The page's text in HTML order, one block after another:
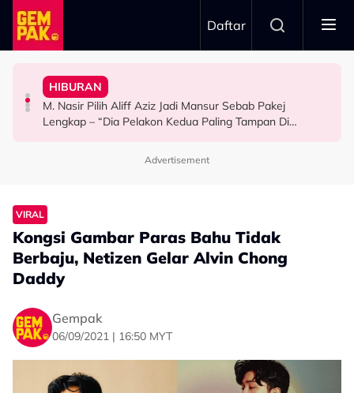
Skip to main content
Daftar
HIBURAN
M. Nasir Pilih Aliff Aziz, Melinda Dadew Hidupkan Kisah
Mansur & Liu
HIBURAN
M. Nasir Pilih Aliff Aziz Jadi Mansur Sebab Pakej
Lengkap – “Dia Pelakon Kedua Paling Tampan Di
GAYA HIDUP
Ramai Masih Bujang Bukan Kerana Memilih Tetapi...
HIBURAN
Impian Yusry Untuk Dikenali Sebagai Penyanyi Rock -
“Bila Saya Cakap Dengan Lisa Nak Buat…”
Advertisement
VIRAL
Kongsi Gambar Paras Bahu Tidak
Berbaju, Netizen Gelar Alvin Chong
Daddy
Gempak
06/09/2021 | 16:50 MYT